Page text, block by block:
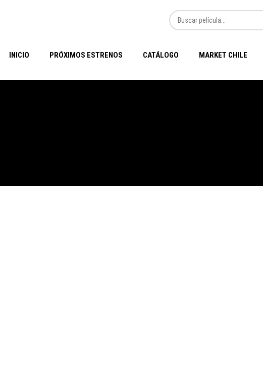
INICIO PRÓXIMOS ESTRENOS CATÁLOGO MARKET CHILE